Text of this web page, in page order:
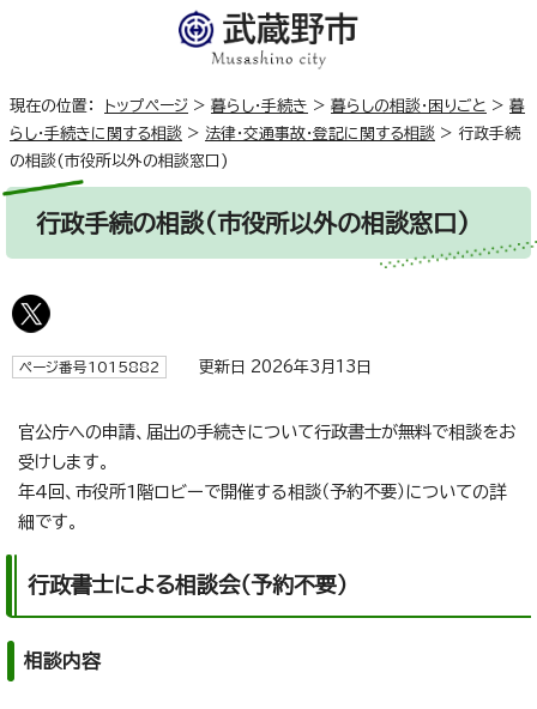
現在の位置： トップページ > 暮らし・手続き > 暮らしの相談・困りごと > 暮
らし・手続きに関する相談 > 法律・交通事故・登記に関する相談 > 行政手続
の相談(市役所以外の相談窓口)
行政手続の相談(市役所以外の相談窓口)
ページ番号1015882 更新日 2026年3月13日
官公庁への申請、届出の手続きについて行政書士が無料で相談をお
受けします。
年4回、市役所1階ロビーで開催する相談（予約不要）についての詳
細です。
行政書士による相談会（予約不要）
相談内容